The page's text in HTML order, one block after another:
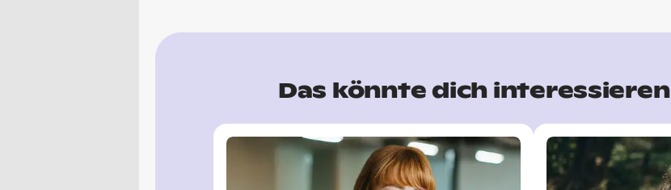
Das könnte dich interessieren